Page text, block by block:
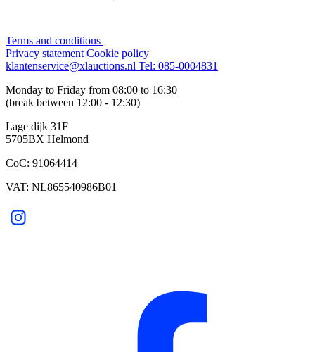
Terms and conditions
Privacy statement Cookie policy
klantenservice@xlauctions.nl Tel: 085-0004831
Monday to Friday from 08:00 to 16:30
(break between 12:00 - 12:30)
Lage dijk 31F
5705BX Helmond
CoC: 91064414
VAT: NL865540986B01